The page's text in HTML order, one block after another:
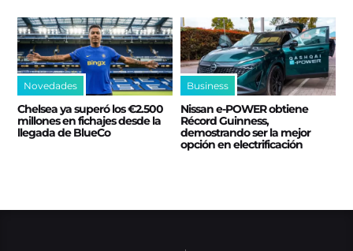
Novedades
Chelsea ya superó los €2.500
millones en fichajes desde la
llegada de BlueCo
Business
Nissan e‑POWER obtiene
Récord Guinness,
demostrando ser la mejor
opción en electrificación